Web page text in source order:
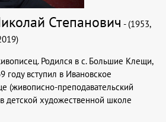
Степанович - (1953,
Родился в с. Большие Клещи,
вступил в Ивановское
(живописно-преподавательский
детской художественной школе